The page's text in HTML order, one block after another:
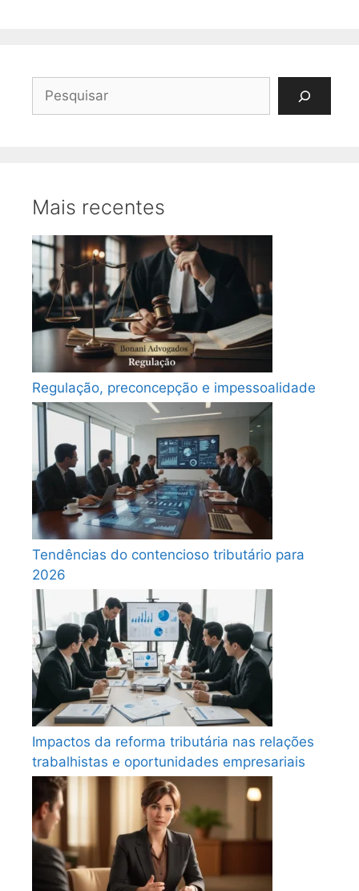
Pesquisar
Mais recentes
Regulação, preconcepção e impessoalidade
Tendências do contencioso tributário para
2026
Impactos da reforma tributária nas relações
trabalhistas e oportunidades empresariais